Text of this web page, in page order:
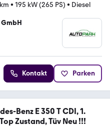
• 195 kW (265 PS) • Diesel
Kontakt Parken
Benz E 350 T CDI, 1.
Zustand, Tüv Neu !!!